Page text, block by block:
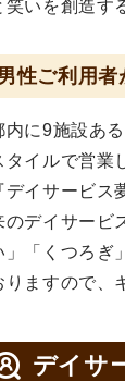
笑いを創造す
性ご利用者
内に9施設あ
タイルで営業
デイサービ
のデイサービ
」「くつろぎ
りますので、
デイサ